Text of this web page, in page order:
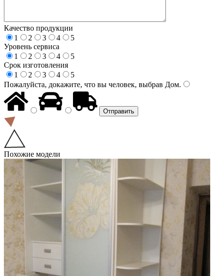
Качество продукции
1
2 3 4
5
Уровень сервиса
1
2 3 4
5
Срок изготовления
1
2 3 4
5
Пожалуйста, докажите, что вы человек, выбрав Дом.
Похожие модели